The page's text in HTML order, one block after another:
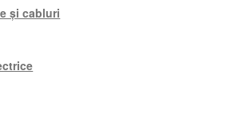
și cabluri